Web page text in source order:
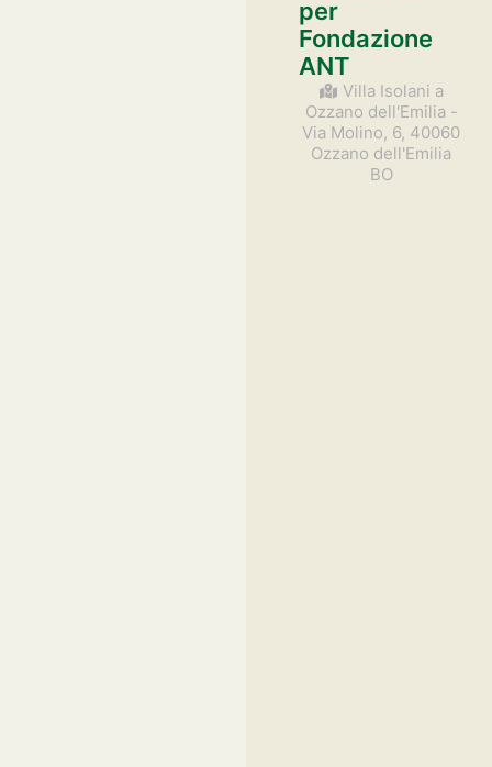
per
Fondazione
ANT
Villa Isolani a
Ozzano dell'Emilia -
Via Molino, 6, 40060
Ozzano dell'Emilia
BO